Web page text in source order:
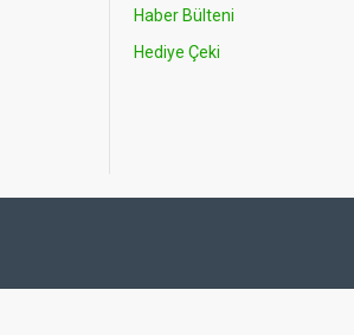
Haber Bülteni
Hediye Çeki